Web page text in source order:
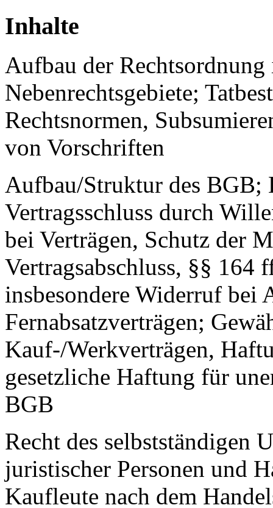
Inhalte
Aufbau der
Nebenrechtsgebiete;
Rechtsnormen,
von Vorschriften
Aufbau/Struktur des BGB;
Vertragsschluss durch
bei Verträgen, Schutz der
Vertragsabschluss, §§ 164
insbesondere Widerruf bei
Fernabsatzverträgen;
Kauf-/Werkverträgen,
gesetzliche Haftung für
BGB
Recht des selbstständigen
juristischer Personen und
Kaufleute nach dem